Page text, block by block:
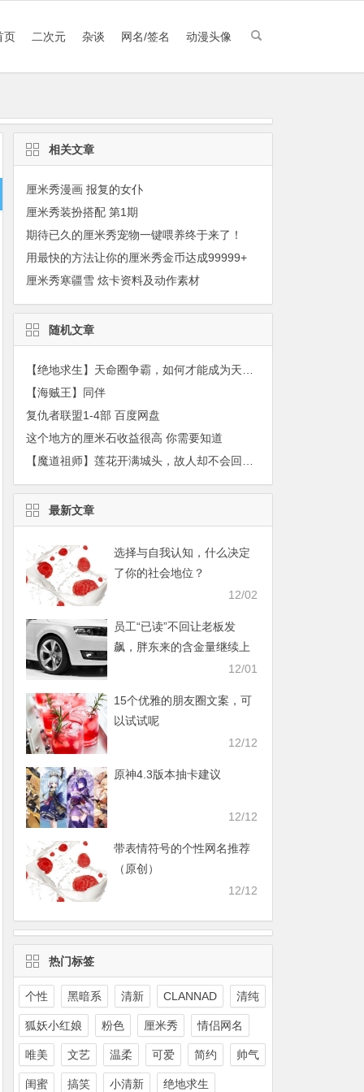
页 二次元 杂谈 网名/签名 动漫头像
相关文章
厘米秀漫画 报复的女仆
厘米秀装扮搭配 第1期
期待已久的厘米秀宠物一键喂养终于来了！
用最快的方法让你的厘米秀金币达成99999+
厘米秀寒疆雪 炫卡资料及动作素材
随机文章
【海贼王】同伴
复仇者联盟1-4部 百度网盘
这个地方的厘米石收益很高 你需要知道
最新文章
选择与自我认知，什么决定
了你的社会地位？
12/02
员工“已读”不回让老板发
飙，胖东来的含金量继续上
12/01
15个优雅的朋友圈文案，可
以试试呢
12/12
原神4.3版本抽卡建议
12/12
带表情符号的个性网名推荐
（原创）
12/12
热门标签
个性 黑暗系 清新 CLANNAD 清纯
狐妖小红娘 粉色 厘米秀 情侣网名
唯美 文艺 温柔 可爱 简约 帅气
闺蜜 搞笑 小清新 绝地求生